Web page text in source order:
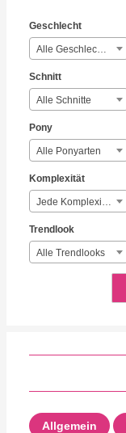
Geschlecht
Alle Geschlechter
Schnitt
Alle Schnitte
Pony
Alle Ponyarten
Komplexität
Jede Komplexität
Trendlook
Alle Trendlooks
Allgemein